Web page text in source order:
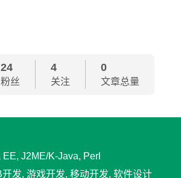
24
粉丝
4
关注
0
文章总量
J2ME/K-Java, Perl
发, 游戏开发, 移动开发, 软件设计